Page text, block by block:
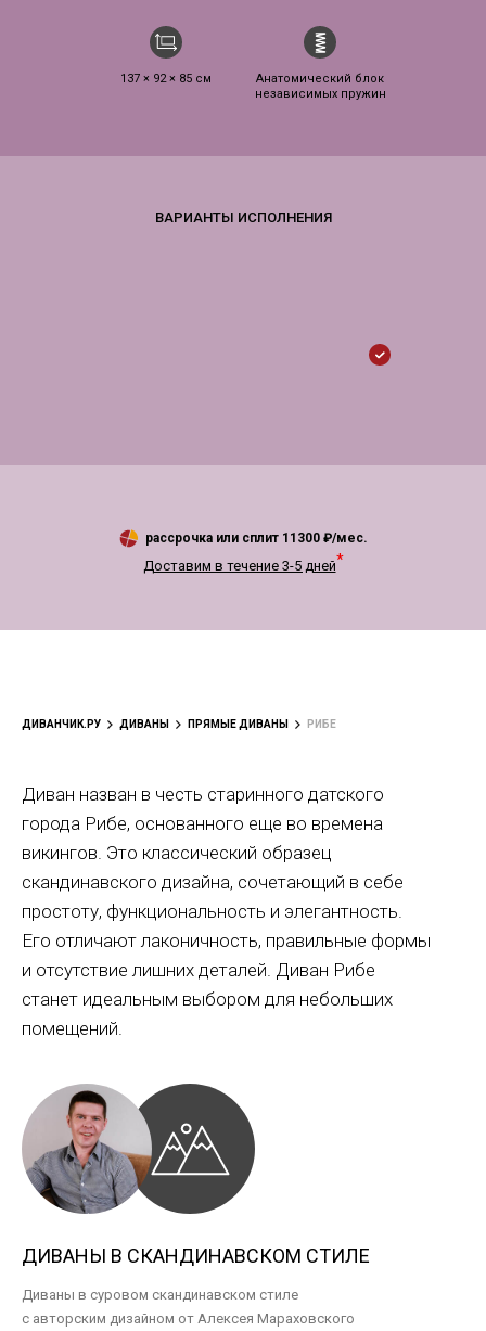
137 × 92 × 85 см
Анатомический блок
независимых пружин
рассрочка или сплит 11300 ₽/мес.
Доставим в течение 3-5 дней*
ДИВАНЧИК.РУ ДИВАНЫ ПРЯМЫЕ ДИВАНЫ РИБЕ
Диван назван в честь старинного датского
города Рибе, основанного еще во времена
викингов. Это классический образец
скандинавского дизайна, сочетающий в себе
простоту, функциональность и элегантность.
Его отличают лаконичность, правильные формы
и отсутствие лишних деталей. Диван Рибе
станет идеальным выбором для небольших
помещений.
ДИВАНЫ В СКАНДИНАВСКОМ СТИЛЕ
Диваны в суровом скандинавском стиле
с авторским дизайном от Алексея Мараховского